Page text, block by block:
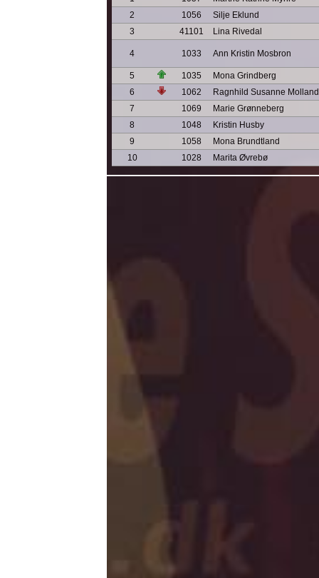
2
1056
Silje Eklund
3
41101 Lina Rivedal
4 1033 Ann Kristin Mosbron
5 1035
Mona Grindberg
6
1062
Ragnhild Susanne Molland
7
1069
Marie Grønneberg
8
1048
Kristin Husby
9
1058
Mona Brundtland
10
1028 Marita Øvrebø